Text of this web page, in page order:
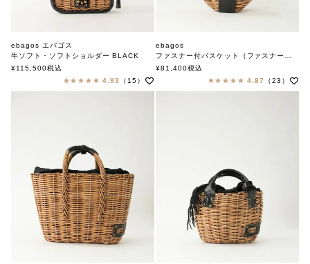
ebagos エバゴス
牛ソフト・ソフトショルダー BLACK
エバゴス
¥115,500税込
4.93
（15）
ebagos
ファスナー付バスケット（ファスナー付き1本手）オイルショルダー BLACK
エバゴス
¥81,400税込
4.87
（23）